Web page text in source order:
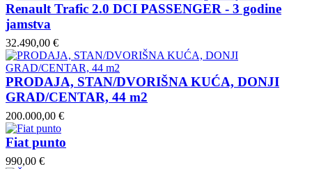
Renault Trafic 2.0 DCI PASSENGER - 3 godine
jamstva
32.490,00 €
PRODAJA, STAN/DVORIŠNA KUĆA, DONJI
GRAD/CENTAR, 44 m2
200.000,00 €
Fiat punto
990,00 €